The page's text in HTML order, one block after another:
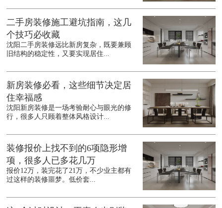
二手房装修施工避坑指南，这几
个技巧必收藏
沈阳二手房装修远比新房复杂，既要兼顾
旧结构的稳定性，又要实现居住...
新房装修必看，这些细节决定居
住幸福感
沈阳新房装修是一场考验耐心与眼光的修
行，很多人只顾着整体风格设计...
装修报价上找不到的6项隐形增
项，很多人已多花几万
报价12万，装完花了21万，不少业主都有
过这样的装修噩梦。低价套...